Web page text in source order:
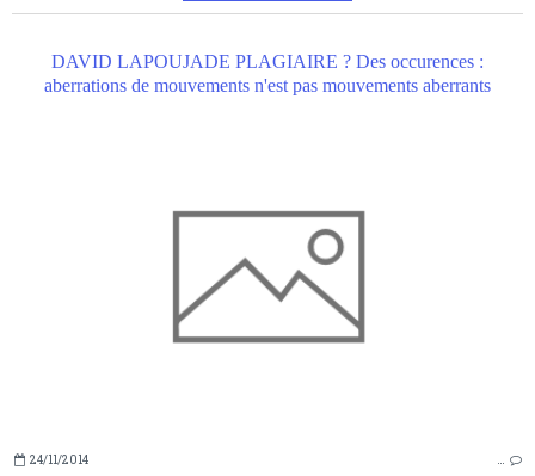
DAVID LAPOUJADE PLAGIAIRE ? Des occurences :
aberrations de mouvements n'est pas mouvements aberrants
24/11/2014